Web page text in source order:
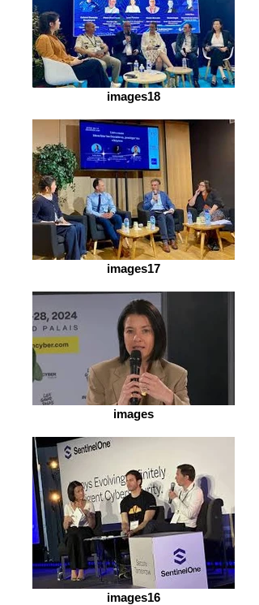
images18
images17
images
images16